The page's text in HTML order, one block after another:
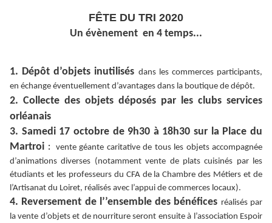
FÊTE DU TRI 2020
Un évènement en 4 temps...
1. Dépôt d’objets inutilisés dans les commerces participants,
en échange éventuellement d’avantages dans la boutique de dépôt.
2. Collecte des objets déposés par les clubs services
orléanais
3. Samedi 17 octobre de 9h30 à 18h30 sur la Place du
Martroi : vente géante caritative de tous les objets accompagnée
d’animations diverses (notamment vente de plats cuisinés par les
étudiants et les professeurs du CFA de la Chambre des Métiers et de
l’Artisanat du Loiret, réalisés avec l’appui de commerces locaux).
4. Reversement de l’’ensemble des bénéfices réalisés par
la vente d’objets et de nourriture seront ensuite à l’association Espoir